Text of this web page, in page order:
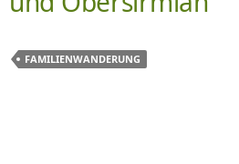
FAMILIENWANDERUNG